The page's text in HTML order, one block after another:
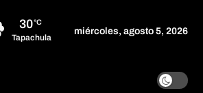
30°C
Tapachula
miércoles, agosto 5, 2026